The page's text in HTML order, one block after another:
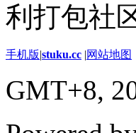
利打包社
手机版|stuku.cc |网站地图
GMT+8,